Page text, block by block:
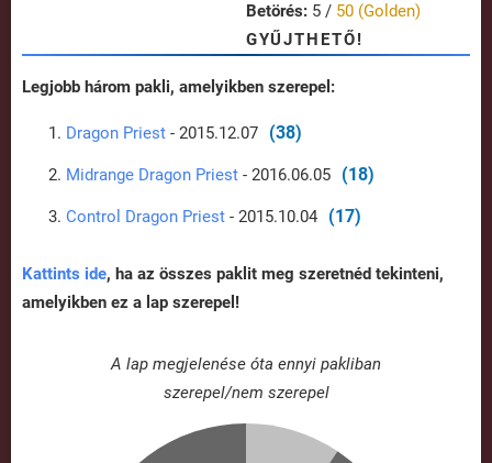
Betörés: 5 / 50 (Golden)
GYŰJTHETŐ!
Legjobb három pakli, amelyikben szerepel:
Dragon Priest - 2015.12.07 (38)
Midrange Dragon Priest - 2016.06.05 (18)
Control Dragon Priest - 2015.10.04 (17)
Kattints ide, ha az összes paklit meg szeretnéd tekinteni,
amelyikben ez a lap szerepel!
A lap megjelenése óta ennyi pakliban
szerepel/nem szerepel